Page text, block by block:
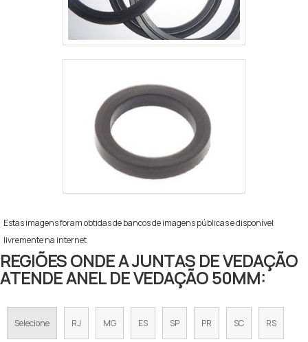
Estas imagens foram obtidas de bancos de imagens públicas e disponível
livremente na internet
REGIÕES ONDE A JUNTAS DE VEDAÇÃO
ATENDE ANEL DE VEDAÇÃO 50MM:
Selecione RJ MG ES SP PR SC RS